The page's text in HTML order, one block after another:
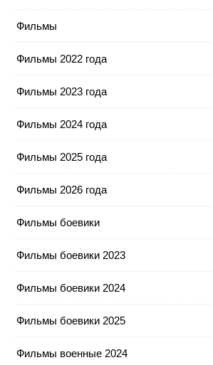
Фильмы
Фильмы 2022 года
Фильмы 2023 года
Фильмы 2024 года
Фильмы 2025 года
Фильмы 2026 года
Фильмы боевики
Фильмы боевики 2023
Фильмы боевики 2024
Фильмы боевики 2025
Фильмы военные 2024